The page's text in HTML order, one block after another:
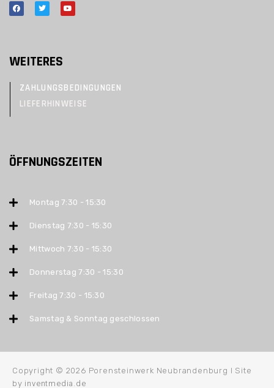
WEITERES
ZAHLUNGSBEDINGUNGEN
LIEFERHINWEISE
ÖFFNUNGSZEITEN
Montag 7:30 - 15:30
Dienstag 7:30 - 15:30
Mittwoch 7:30 - 15:30
Donnerstag 7:30 - 15:30
Freitag 7:30 - 15:30
Samstag & Sonntag geschlossen
Copyright © 2026 Porensteinwerk Neubrandenburg I Site
by inventmedia.de